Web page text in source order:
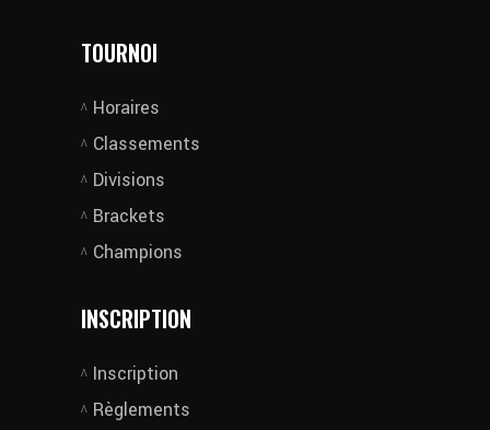
TOURNOI
Horaires
Classements
Divisions
Brackets
Champions
INSCRIPTION
Inscription
Règlements